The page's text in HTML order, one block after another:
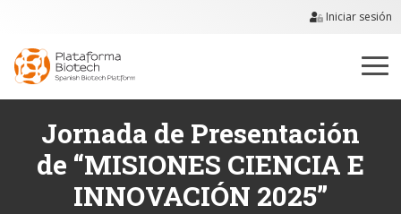
Iniciar sesión
Jornada de Presentación
de “MISIONES CIENCIA E
INNOVACIÓN 2025”